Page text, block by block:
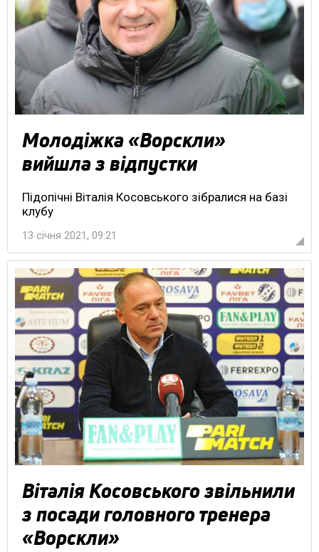
Молодіжка «Ворскли»
вийшла з відпустки
Підопічні Віталія Косовського зібралися на базі
клубу
13 січня 2021, 09:21
Віталія Косовського звільнили
з посади головного тренера
«Ворскли»